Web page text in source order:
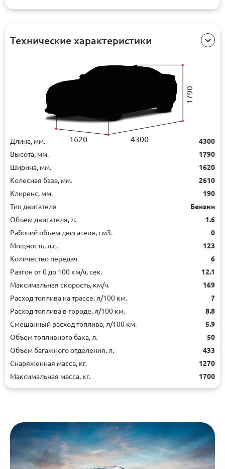
Технические характеристики
4300
1790
1620
Длина, мм.
4300
Высота, мм.
1790
Ширина, мм.
1620
Колесная база, мм.
2610
Клиренс, мм.
190
Тип двигателя
Бензин
Объем двигателя, л.
1.6
Рабочий объем двигателя, см3.
0
Мощность, л.с.
123
Количество передач
6
Разгон от 0 до 100 км/ч, сек.
12.1
Максимальная скорость, км/ч.
169
Расход топлива на трассе, л/100 км.
7
Расход топлива в городе, л/100 км.
8.8
Смешанный расход топлива, л/100 км.
5.9
Объем топливного бака, л.
50
Объем багажного отделения, л.
433
Снаряженная масса, кг.
1270
Максимальная масса, кг.
1700